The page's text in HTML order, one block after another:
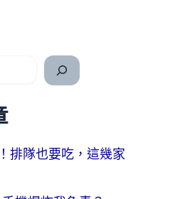
排隊也要吃，這幾家